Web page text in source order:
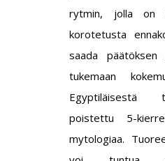
rytmin, jolla on
korotetusta
saada
tukemaan
Egyptiläisestä
poistettu 5-
mytologiaa.